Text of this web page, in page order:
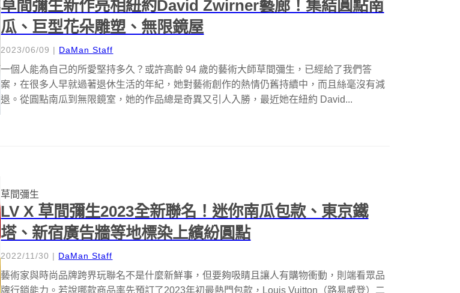
草間彌生新作亮相紐約David Zwirner藝廊！集結圓點南
瓜、巨型花朵雕塑、無限鏡屋
2023/06/09 | DaMan Staff
一個人能為自己的所愛堅持多久？或許高齡 94 歲的藝術大師草間彌生，已經給了我們答
案，在很多人早就過著退休生活的年紀，她對藝術創作的熱情仍舊持續中，而且絲毫沒有減
退。從圓點南瓜到無限鏡室，她的作品總是奇異又引人入勝，最近她在紐約 David...
草間彌生
LV X 草間彌生2023全新聯名！迷你南瓜包款、東京鐵
塔、新宿廣告牆等地標染上繽紛圓點
2022/11/30 | DaMan Staff
藝術家與時尚品牌跨界玩聯名不是什麼新鮮事，但要夠吸睛且讓人有購物衝動，則端看眾品
牌行銷能力。若說哪款商品率先預訂了2023年初最熱門包款，Louis Vuitton（路易威登）二